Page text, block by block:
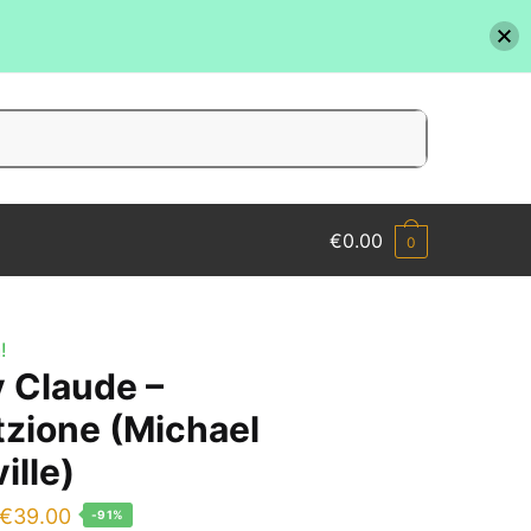
€0.00 0
Claude –
(Michael
Il
€39.00Il
-91%